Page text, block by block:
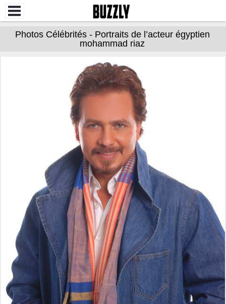
Photos Célébrités - Portraits de l’acteur égyptien
mohammad riaz